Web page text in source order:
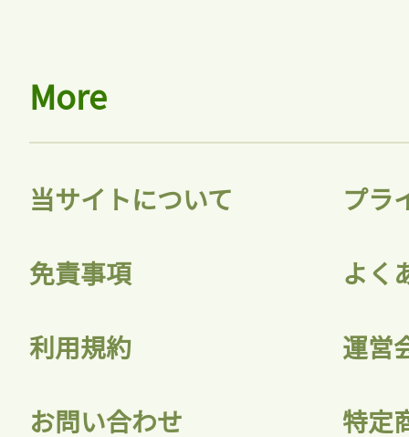
More
当サイトについて プラ
免責事項 よく
利用規約 運営
お問い合わせ 特定